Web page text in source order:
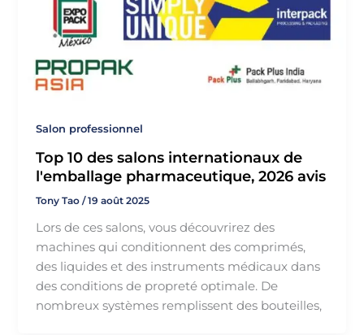
Salon professionnel
Top 10 des salons internationaux de
l'emballage pharmaceutique, 2026 avis
Tony Tao/19 août 2025
Lors de ces salons, vous découvrirez des
machines qui conditionnent des comprimés,
des liquides et des instruments médicaux dans
des conditions de propreté optimale. De
nombreux systèmes remplissent des bouteilles,